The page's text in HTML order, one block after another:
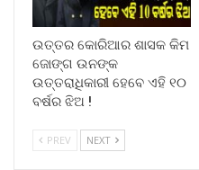
ଉତ୍ତର କୋରିଆର ଶାସକ କିମ
ଜୋଙ୍ଗ ଉନଙ୍କ
ଉତ୍ତରାଧିକାରୀ ହେବେ ଏହି ୧୦
ବର୍ଷର ଝିଅ !
PREV NEXT